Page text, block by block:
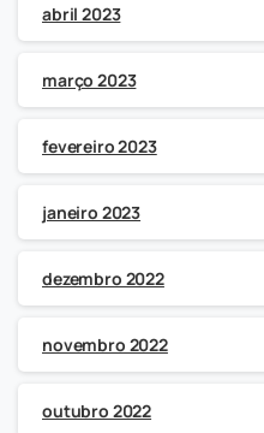
abril 2023
março 2023
fevereiro 2023
janeiro 2023
dezembro 2022
novembro 2022
outubro 2022